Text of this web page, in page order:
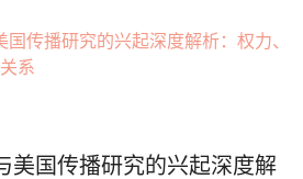
美国传播研究的兴起深度解